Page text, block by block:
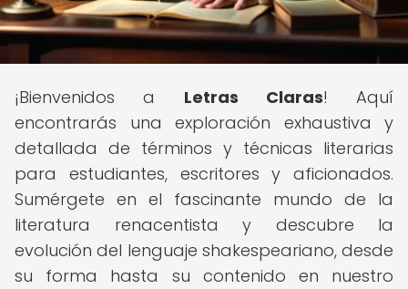
¡Bienvenidos a Letras Claras! Aquí
encontrarás una exploración exhaustiva y
detallada de términos y técnicas literarias
para estudiantes, escritores y aficionados.
Sumérgete en el fascinante mundo de la
literatura renacentista y descubre la
evolución del lenguaje shakespeariano, desde
su forma hasta su contenido en nuestro